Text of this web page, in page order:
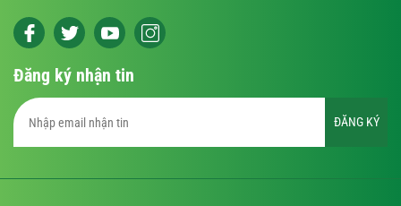
Đăng ký nhận tin
ĐĂNG KÝ